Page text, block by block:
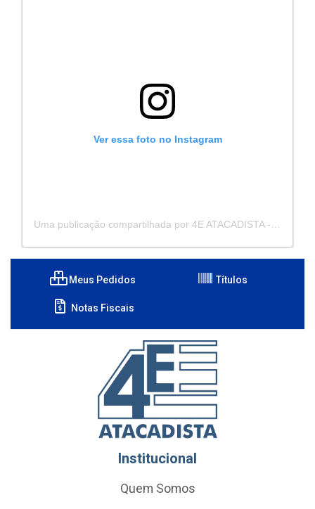
Ver essa foto no Instagram
Meus Pedidos Títulos
Notas Fiscais
Institucional
Quem Somos